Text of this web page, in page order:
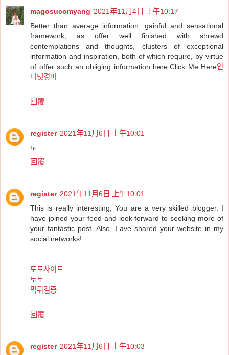
magosucomyang 2021年11月4日 上午10:17
Better than average information, gainful and sensational
framework, as offer well finished with shrewd
contemplations and thoughts, clusters of exceptional
information and inspiration, both of which require, by virtue
of offer such an obliging information here.Click Me Here인
터넷경마
回覆
register 2021年11月6日 上午10:01
hi
回覆
register 2021年11月6日 上午10:01
This is really interesting, You are a very skilled blogger. I
have joined your feed and look forward to seeking more of
your fantastic post. Also, I ave shared your website in my
social networks!
토토사이트
토토
먹튀검증
回覆
register 2021年11月6日 上午10:03